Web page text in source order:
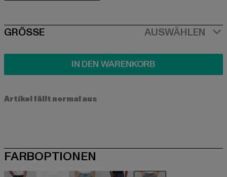
SIZE
GRÖSSE AUSWÄHLEN
IN DEN WARENKORB
Artikel fällt normal aus
FARBOPTIONEN